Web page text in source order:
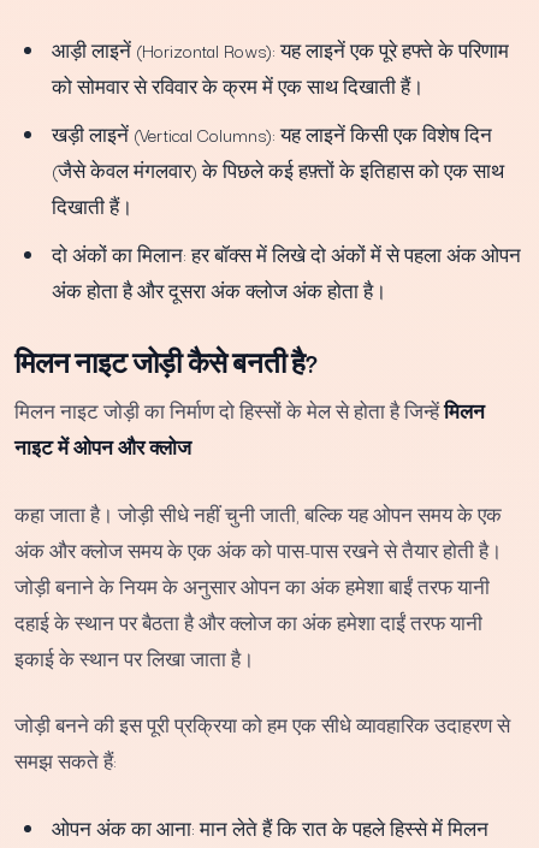
आड़ी लाइनें (Horizontal Rows): यह लाइनें एक पूरे हफ्ते के परिणाम
को सोमवार से रविवार के क्रम में एक साथ दिखाती हैं।
खड़ी लाइनें (Vertical Columns): यह लाइनें किसी एक विशेष दिन
(जैसे केवल मंगलवार) के पिछले कई हफ़्तों के इतिहास को एक साथ
दिखाती हैं।
दो अंकों का मिलान: हर बॉक्स में लिखे दो अंकों में से पहला अंक ओपन
अंक होता है और दूसरा अंक क्लोज अंक होता है।
मिलन नाइट जोड़ी कैसे बनती है?
मिलन नाइट जोड़ी का निर्माण दो हिस्सों के मेल से होता है जिन्हेंमिलन
नाइट में ओपन और क्लोज
कहा जाता है। जोड़ी सीधे नहीं चुनी जाती, बल्कि यह ओपन समय के एक
अंक और क्लोज समय के एक अंक को पास-पास रखने से तैयार होती है।
जोड़ी बनाने के नियम के अनुसार ओपन का अंक हमेशा बाईं तरफ यानी
दहाई के स्थान पर बैठता है और क्लोज का अंक हमेशा दाईं तरफ यानी
इकाई के स्थान पर लिखा जाता है।
जोड़ी बनने की इस पूरी प्रक्रिया को हम एक सीधे व्यावहारिक उदाहरण से
समझ सकते हैं:
ओपन अंक का आना: मान लेते हैं कि रात के पहले हिस्से में मिलन